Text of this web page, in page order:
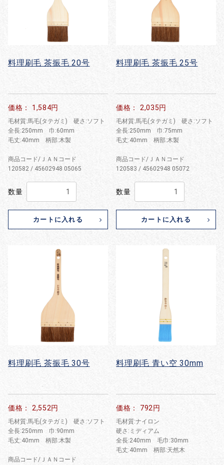
料理刷毛 茶振毛 20号
価格： 1,584円
毛材質:馬毛(タテガミ) 硬さ:ソフト
全長:250mm 巾:60mm
毛丈:40mm 柄部:木製
商品コード/ＪＡＮコード
120582 / 45602948 05065
数量
カートに入れる
料理刷毛 茶振毛 25号
価格： 2,035円
毛材質:馬毛(タテガミ) 硬さ:ソフト
全長:250mm 巾:75mm
毛丈:40mm 柄部:木製
商品コード/ＪＡＮコード
120583 / 45602948 05072
数量
カートに入れる
料理刷毛 茶振毛 30号
価格： 2,552円
毛材質:馬毛(タテガミ) 硬さ:ソフト
全長:250mm 巾:90mm
毛丈:40mm 柄部:木製
商品コード/ＪＡＮコード
料理刷毛 青い空 30mm
価格： 792円
毛材質:ナイロン
硬さ:ミディアム
全長:240mm 毛巾:30mm
毛丈:40mm 柄部:天然木